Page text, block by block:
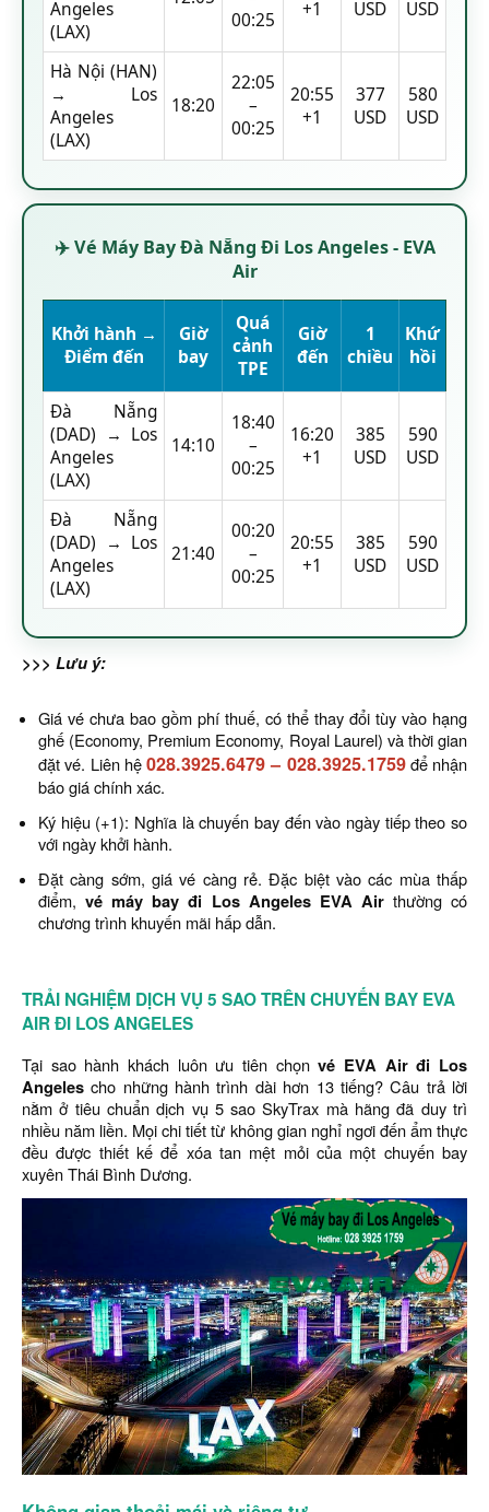
Angeles
(LAX)
00:25
+1
USD
USD
Hà Nội (HAN)
→ Los
Angeles
(LAX)
18:20
22:05
–
00:25
20:55
+1
377
USD
580
USD
✈️ Vé Máy Bay Đà Nẵng Đi Los Angeles - EVA
Air
Khởi hành →
Điểm đến
Giờ
bay
Quá
cảnh
TPE
Giờ
đến
1
chiều
Khứ
hồi
Đà Nẵng
(DAD) → Los
Angeles
(LAX)
14:10
18:40
–
00:25
16:20
+1
385
USD
590
USD
Đà Nẵng
(DAD) → Los
Angeles
(LAX)
21:40
00:20
–
00:25
20:55
+1
385
USD
590
USD
>>> Lưu ý:
Giá vé chưa bao gồm phí thuế, có thể thay đổi tùy vào hạng
ghế (Economy, Premium Economy, Royal Laurel) và thời gian
đặt vé. Liên hệ028.3925.6479– 028.3925.1759để nhận
báo giá chính xác.
Ký hiệu (+1): Nghĩa là chuyến bay đến vào ngày tiếp theo so
với ngày khởi hành.
Đặt càng sớm, giá vé càng rẻ. Đặc biệt vào các mùa thấp
điểm,vé máy bay đi Los Angeles EVA Airthường có
chương trình khuyến mãi hấp dẫn.
TRẢI NGHIỆM DỊCH VỤ 5 SAO TRÊN CHUYẾN BAY EVA
AIR ĐI LOS ANGELES
Tại sao hành khách luôn ưu tiên chọnvé EVA Air đi Los
Angeles cho những hành trình dài hơn 13 tiếng? Câu trả lời
nằm ở tiêu chuẩn dịch vụ 5 sao SkyTrax mà hãng đã duy trì
nhiều năm liền. Mọi chi tiết từ không gian nghỉ ngơi đến ẩm thực
đều được thiết kế để xóa tan mệt mỏi của một chuyến bay
xuyên Thái Bình Dương.